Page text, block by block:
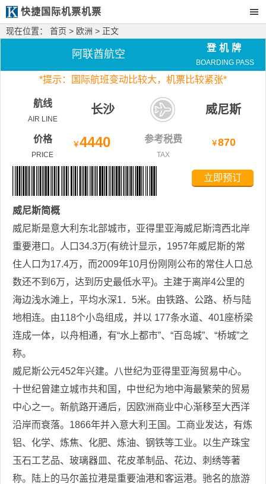
快捷国际机票机票
现在位置： 首页 > 欧洲 > 正文
阿联酋航空
登机牌
BOARDING PASS
*提示：国际航班变动比较大， 机票比较紧张*
航线
AIR LINE
长沙 威尼斯
价格
PRICE
￥4440 参考税费
TAX
￥870
立即预订
威尼斯简概
威尼斯是意大利东北部城市，亚得里亚海威尼斯湾西北岸
重要港口。人口34.3万(有统计显示，1957年威尼斯的常
住人口为17.4万，而2009年10月份刚刚公布的常住人口总
数还不到6万，达到历史最低水平)。主建于离岸4公里的
海边浅水滩上，平均水深1．5米。由铁路、公路、桥与陆
地相连。由118个小岛组成，并以 177条水道、401座桥梁
连成一体，以舟相通，有“水上都市”、“百岛城”、“桥城”之
称。
威尼斯公元452年兴建。八世纪为亚得里亚海贸易中心。
十世纪曾建立城市共和国，中世纪为地中海最繁荣的贸易
中心之一。新航路开通后，因欧洲商业中心渐移至大西洋
沿岸而衰落。1866年并入意大利王国。工商业发达，有炼
铝、化学、炼焦、化肥、炼油、钢铁等工业。以生产珠宝
玉石工艺品、玻璃器皿、花皮革制品、花边、刺绣等著
称。陆上的马尔盖拉港是重要油港和客运港。驰名的旅游